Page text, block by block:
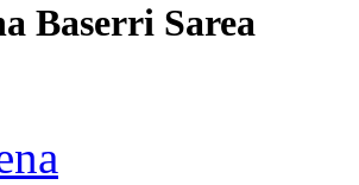
Baserri Sarea